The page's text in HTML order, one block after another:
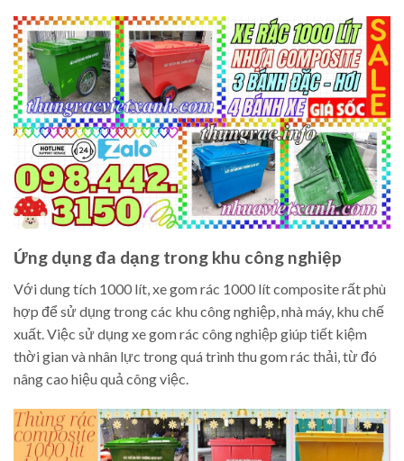
Ứng dụng đa dạng trong khu công nghiệp
Với dung tích 1000 lít, xe gom rác 1000 lít composite rất phù
hợp để sử dụng trong các khu công nghiệp, nhà máy, khu chế
xuất. Việc sử dụng xe gom rác công nghiệp giúp tiết kiệm
thời gian và nhân lực trong quá trình thu gom rác thải, từ đó
nâng cao hiệu quả công việc.